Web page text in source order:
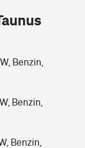
Alter?
Benzin,
Benzin,
Benzin,